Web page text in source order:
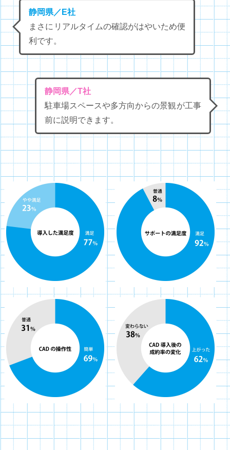
静岡県／E社
まさにリアルタイムの確認がはやいため便
利です。
静岡県／T社
駐車場スペースや多方向からの景観が工事
前に説明できます。